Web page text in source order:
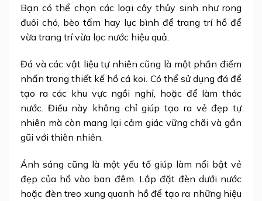
Bạn có thể chọn các loại cây thủy sinh như rong
đuôi chó, bèo tấm hay lục bình để trang trí hồ để
vừa trang trí vừa lọc nước hiệu quả.
Đá và các vật liệu tự nhiên cũng là một phần điểm
nhấn trong thiết kế hồ cá koi. Có thể sử dụng đá để
tạo ra các khu vực ngồi nghỉ, hoặc để làm thác
nước. Điều này không chỉ giúp tạo ra vẻ đẹp tự
nhiên mà còn mang lại cảm giác vững chãi và gần
gũi với thiên nhiên.
Ánh sáng cũng là một yếu tố giúp làm nổi bật vẻ
đẹp của hồ vào ban đêm. Lắp đặt đèn dưới nước
hoặc đèn treo xung quanh hồ để tạo ra những hiệu